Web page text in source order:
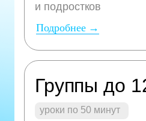
и подростков
Подробнее →
уроки по 50 минут
Группы до